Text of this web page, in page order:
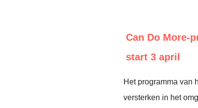
Can Do More-
start 3 april
Het programma van
versterken in het